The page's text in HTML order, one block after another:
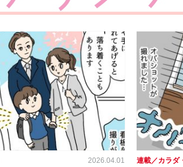
2026.04.01 連載／カラダ